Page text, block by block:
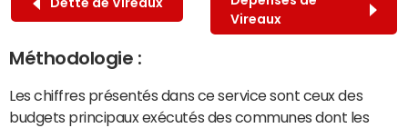
Dette de Vireaux
Vireaux
Méthodologie :
Les chiffres présentés dans ce service sont ceux des
budgets principaux exécutés des communes dont les